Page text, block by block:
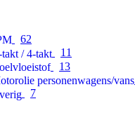
62
/ 4-takt
11
13
personenwagens/vans
7